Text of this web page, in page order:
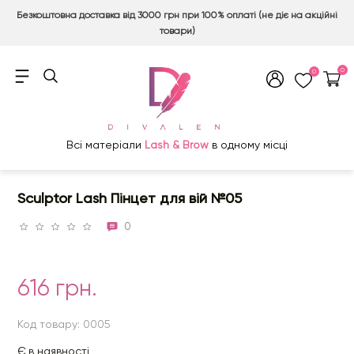
Безкоштовна доставка від 3000 грн при 100% оплаті (не діє на акційні
товари)
0 0
Всі матеріали Lash & Brow в одному місці
Sculptor Lash Пінцет для вій №05
0
616 грн.
Код товару: 0005
Є в наявності